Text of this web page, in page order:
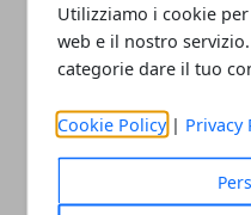
Utilizziamo i cookie
web e il nostro
categorie dare il tuo
Cookie Policy | Privacy
How To - Come Fare
CMS
Smartphone
iPhone
Apple
Videogames